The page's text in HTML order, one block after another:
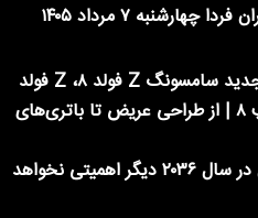
فوری | ادارات تهران فردا چهارشنبه ۷ مرداد ۱۴۰۵
معرفی سه مدل جدید سامسونگ Z فولد ۸، Z فولد
۸ اولترا و Z فلیپ ۸ | از طراحی عریض تا باتری‌های
ایلان ماسک: پول در سال ۲۰۳۶ دیگر اهمیتی نخواهد